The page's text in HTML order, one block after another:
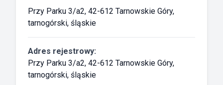
Przy Parku 3/a2, 42-612 Tarnowskie Góry,
tarnogórski, śląskie
Adres rejestrowy:
Przy Parku 3/a2, 42-612 Tarnowskie Góry,
tarnogórski, śląskie